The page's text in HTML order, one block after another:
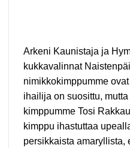
Arkeni Kaunistaja ja
kukkavalinnat
nimikkokimppumme
ihailija on suosittu,
kimppumme Tosi
kimppu ihastuttaa
persikkaista amaryllista,